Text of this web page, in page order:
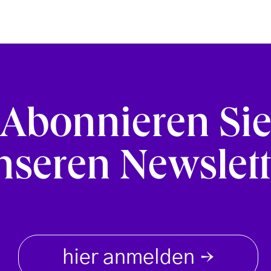
Abonnieren Sie
hier anmelden →